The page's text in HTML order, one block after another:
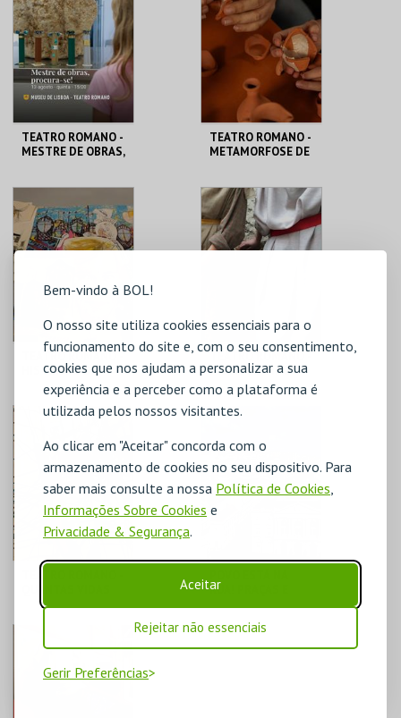
Bem-vindo à BOL!
O nosso site utiliza cookies essenciais para o
funcionamento do site e, com o seu consentimento,
cookies que nos ajudam a personalizar a sua
experiência e a perceber como a plataforma é
utilizada pelos nossos visitantes.
Ao clicar em "Aceitar" concorda com o
armazenamento de cookies no seu dispositivo. Para
saber mais consulte a nossa Política de Cookies
Informações Sobre Cookies e
Privacidade & Segurança.
Aceitar
Rejeitar não essenciais
Gerir Preferências
MAIS INFO
COMPRAR
MAIS INFO
COMPRAR
TEATRO ROMANO -
MESTRE DE OBRAS,
ROMANO
MAIS INFO
COMPRAR
TEATRO ROMANO -
METAMORFOSE DE
ML - TEATRO
ROMANO
MAIS INFO
TEATRO ROMANO -
HISTÓRIAS DE
LISBOA CONTADAS
...POR UM ITALIANO
ML - TEATRO
MAIS INFO
COMPRAR
TEATRO ROMANO -
MODA OLISIPO -
OFICINA
ML - TEATRO
MAIS INFO
GUARDA UM
ROMANO
RUA! PRAÇAS E
PERCURSO
ML - TEATRO
ROMANO